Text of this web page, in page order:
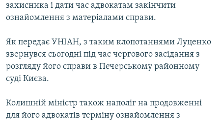
СВІТ
КИТАЙ.ВИКЛИКИ
МУЛЬТИМЕДІА
ФОТО
СПЕЦПРОЄКТИ
ПОДКАСТИ
КРИМ РЕАЛІЇ
РУС
захисника і дати час адвокатам закінчити
ознайомлення з матеріалами справи.
Як передає УНІАН, з таким клопотаннями Луценко
звернувся сьогодні під час чергового засідання з
розгляду його справи в Печерському районному
суді Києва.
Колишній міністр також наполіг на продовженні
для його адвокатів терміну ознайомлення з